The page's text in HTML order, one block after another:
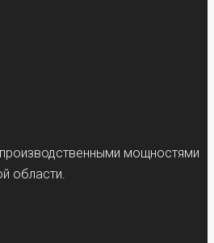
мощностями
области.